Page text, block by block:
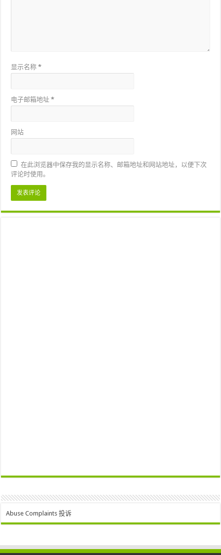
显示名称*
电子邮箱地址*
网站
在此浏览器中保存我的显示名称、邮箱地址和网站地址，以便下次
评论时使用。
Abuse Complaints 投诉